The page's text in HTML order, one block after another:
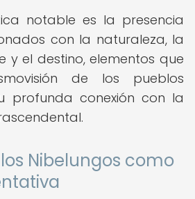
notable es la presencia
con la naturaleza, la
y el destino, elementos que
de los pueblos
profunda conexión con la
Nibelungos como